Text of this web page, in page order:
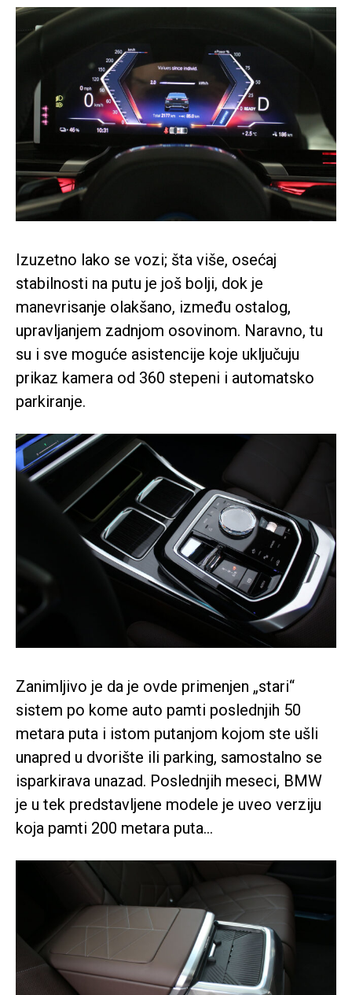
Izuzetno lako se vozi; šta više, osećaj
stabilnosti na putu je još bolji, dok je
manevrisanje olakšano, između ostalog,
upravljanjem zadnjom osovinom. Naravno, tu
su i sve moguće asistencije koje uključuju
prikaz kamera od 360 stepeni i automatsko
parkiranje.
Zanimljivo je da je ovde primenjen „stari“
sistem po kome auto pamti poslednjih 50
metara puta i istom putanjom kojom ste ušli
unapred u dvorište ili parking, samostalno se
isparkirava unazad. Poslednjih meseci, BMW
je u tek predstavljene modele je uveo verziju
koja pamti 200 metara puta…